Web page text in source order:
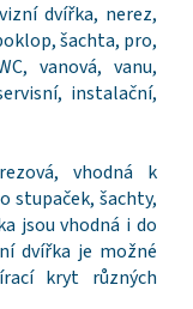
dvířka, nerez,
šachta, pro,
vanová, vanu,
instalační,
vhodná k
stupaček, šachty,
jsou vhodná i do
dvířka je možné
kryt různých